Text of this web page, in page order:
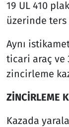
19 UL 410
üzerinde
Aynı
ticari araç ve
zincirleme
ZİNCİRLEME
Kazada
Spor
Teknoloji
Televizyon